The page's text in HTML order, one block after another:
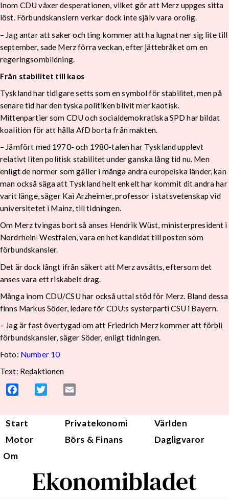
Inom CDU växer desperationen, vilket gör att Merz uppges sitta
löst. Förbundskanslern verkar dock inte själv vara orolig.
– Jag antar att saker och ting kommer att ha lugnat ner sig lite till
september, sade Merz förra veckan, efter jättebråket om en
regeringsombildning.
Från stabilitet till kaos
Tyskland har tidigare setts som en symbol för stabilitet, men på
senare tid har den tyska politiken blivit mer kaotisk.
Mittenpartier som CDU och socialdemokratiska SPD har bildat
koalition för att hålla AfD borta från makten.
– Jämfört med 1970- och 1980-talen har Tyskland upplevt
relativt liten politisk stabilitet under ganska lång tid nu. Men
enligt de normer som gäller i många andra europeiska länder, kan
man också säga att Tyskland helt enkelt har kommit dit andra har
varit länge, säger Kai Arzheimer, professor i statsvetenskap vid
universitetet i Mainz, till tidningen.
Om Merz tvingas bort så anses Hendrik Wüst, ministerpresident i
Nordrhein-Westfalen, vara en het kandidat till posten som
förbundskansler.
Det är dock långt ifrån säkert att Merz avsätts, eftersom det
anses vara ett riskabelt drag.
Många inom CDU/CSU har också uttal stöd för Merz. Bland dessa
finns Markus Söder, ledare för CDU:s systerparti CSU i Bayern.
– Jag är fast övertygad om att Friedrich Merz kommer att förbli
förbundskansler, säger Söder, enligt tidningen.
Foto: Number 10
Text: Redaktionen
Facebook Twitter
Start Privatekonomi
Världen
Motor
Börs & Finans
Dagligvaror
Om
Ekonomibladet